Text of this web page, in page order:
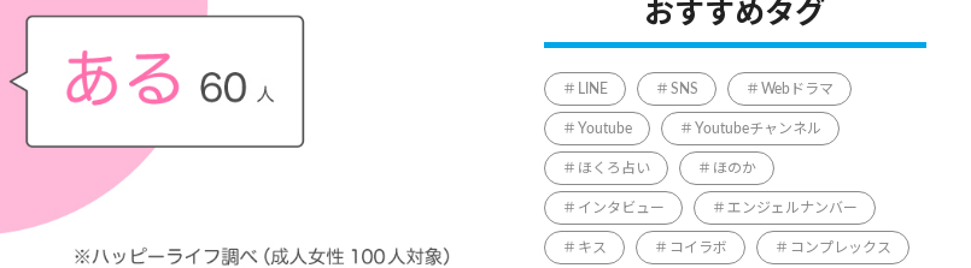
おすすめタグ
LINE SNS Webドラマ
Youtube Youtubeチャンネル
ほくろ占い ほのか
インタビュー エンジェルナンバー
キス コイラボ コンプレックス